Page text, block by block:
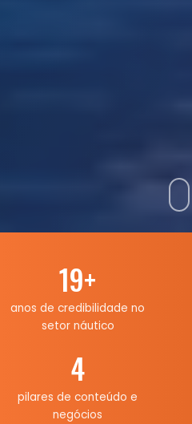
19+
anos de credibilidade no
setor náutico
4
pilares de conteúdo e
negócios